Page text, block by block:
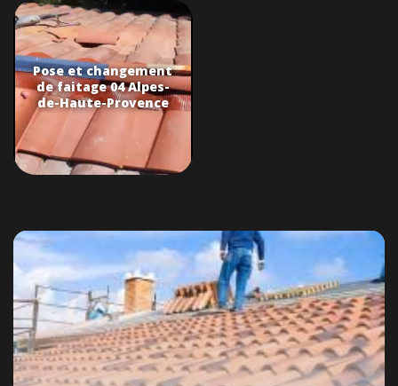
Pose et changement
de faitage 04 Alpes-
de-Haute-Provence